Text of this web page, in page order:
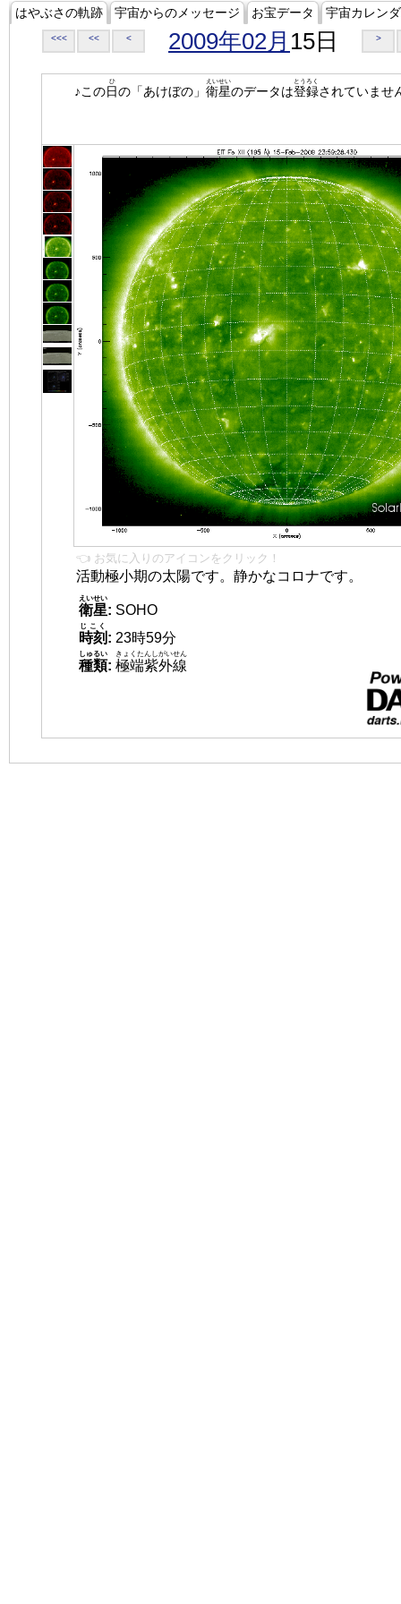
はやぶさの軌跡 宇宙からのメッセージ お宝データ 宇宙カレン
<<< << < 2009年02月 15日 >
♪この日
ひ
の「あけぼの」 衛星
えいせい
のデータは登録
とうろく
されていませ
👈 お気に入りのアイコンをクリック！
活動極小期の太陽です。静かなコロナです。
衛星
えいせい
: SOHO
時刻
じこく
: 23時59分
種類
しゅるい
: 極端紫外線
きょくたんしがいせん